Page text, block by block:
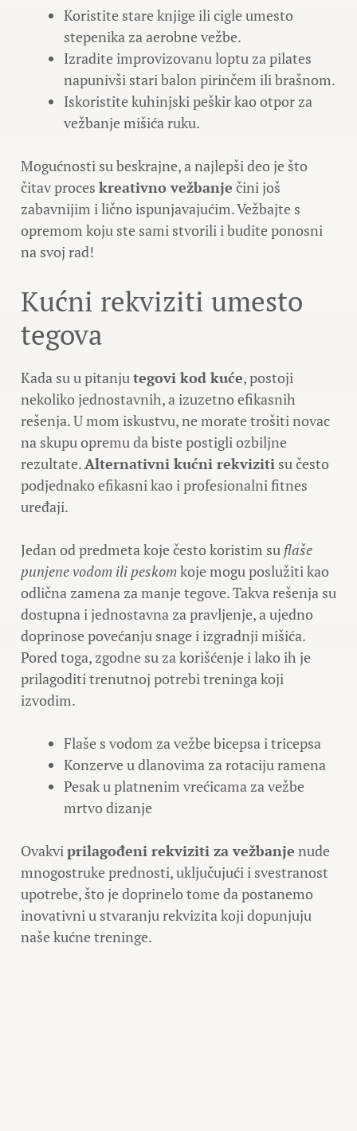
Koristite stare knjige ili cigle umesto
stepenika za aerobne vežbe.
Izradite improvizovanu loptu za pilates
napunivši stari balon pirinčem ili brašnom.
Iskoristite kuhinjski peškir kao otpor za
vežbanje mišića ruku.
Mogućnosti su beskrajne, a najlepši deo je što
čitav proces kreativno vežbanje čini još
zabavnijim i lično ispunjavajućim. Vežbajte s
opremom koju ste sami stvorili i budite ponosni
na svoj rad!
Kućni rekviziti umesto
tegova
Kada su u pitanjutegovi kod kuće, postoji
nekoliko jednostavnih, a izuzetno efikasnih
rešenja. U mom iskustvu, ne morate trošiti novac
na skupu opremu da biste postigli ozbiljne
rezultate.Alternativni kućni rekvizitisu često
podjednako efikasni kao i profesionalni fitnes
uređaji.
Jedan od predmeta koje često koristim su flaše
punjene vodom ili peskomkoje mogu poslužiti kao
odlična zamena za manje tegove. Takva rešenja su
dostupna i jednostavna za pravljenje, a ujedno
doprinose povećanju snage i izgradnji mišića.
Pored toga, zgodne su za korišćenje i lako ih je
prilagoditi trenutnoj potrebi treninga koji
izvodim.
Flaše s vodom za vežbe bicepsa i tricepsa
Konzerve u dlanovima za rotaciju ramena
Pesak u platnenim vrećicama za vežbe
mrtvo dizanje
Ovakviprilagođeni rekviziti za vežbanje nude
mnogostruke prednosti, uključujući i svestranost
upotrebe, što je doprinelo tome da postanemo
inovativni u stvaranju rekvizita koji dopunjuju
naše kućne treninge.